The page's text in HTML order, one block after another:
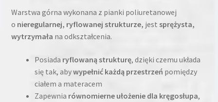
Warstwa górna wykonana z pianki poliuretanowej
o nieregularnej, ryflowanej strukturze, jest sprężysta,
wytrzymała na odkształcenia.
Posiada ryflowaną strukturę, dzięki czemu układa
się tak, abywypełnić każdą przestrzeń pomiędzy
ciałem a materacem
Zapewnia równomierne ułożenie dla kręgosłupa,